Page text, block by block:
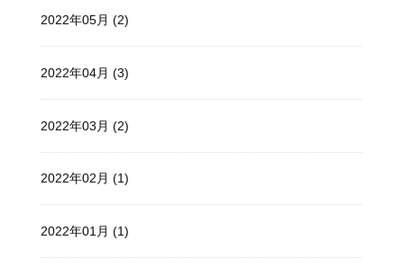
2022年05月 (2)
2022年04月 (3)
2022年03月 (2)
2022年02月 (1)
2022年01月 (1)